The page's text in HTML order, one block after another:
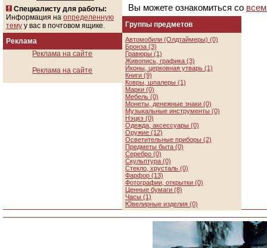
Специалисту для работы:
Информация на определенную
тему у вас в почтовом ящике.
Реклама
Реклама на сайте
Реклама на сайте
Вы можете ознакомиться со
Группы предметов
Автомобили (Олдтаймеры) (0)
Бронза (3)
Гравюры (1)
Живопись, графика (3)
Иконы, церковная утварь (1)
Книги (9)
Ковры, шпалеры (1)
Марки (0)
Мебель (0)
Монеты, денежные знаки (0)
Музыкальные инструменты (0)
Нэцкэ (0)
Одежда, аксессуары (0)
Оружие (12)
Осветительные приборы (2)
Предметы быта (0)
Серебро (0)
Скульптура (0)
Стекло, хрусталь (0)
Фарфор (13)
Фотографии, открытки (0)
Ценные бумаги (8)
Часы (1)
Ювелирные изделия (0)